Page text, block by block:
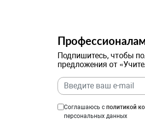
Подпишитесь, чтобы
предложения от
Соглашаюсь с политикой
персональных данных